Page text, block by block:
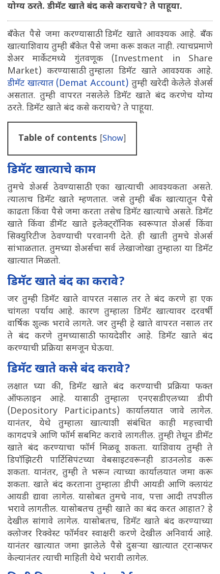
योग्य ठरते. डीमॅट खाते बंद कसे करायचे? ते पाहूया.
बँकेत पैसे जमा करण्यासाठी डिमॅट खाते आवश्यक आहे. बँक
खात्याशिवाय तुम्ही बँकेत पैसे जमा करू शकत नाही. त्याचप्रमाणे
शेअर मार्केटमध्ये गुंतवणूक (Investment in Share
Market) करण्यासाठी तुम्हाला डिमॅट खाते आवश्यक आहे.
डीमॅट खात्यात (Demat Account) तुम्ही खरेदी केलेले शेअर्स
असतात. तुम्ही वापरत नसलेले डिमॅट खाते बंद करणेच योग्य
ठरते. डिमॅट खाते बंद कसे करायचे? ते पाहूया.
Table of contents [Show]
डिमॅट खात्याचे काम
तुमचे शेअर्स ठेवण्यासाठी एका खात्याची आवश्यकता असते.
त्यालाच डिमॅट खाते म्हणतात. जसे तुम्ही बॅंक खात्यातून पैसे
काढता किंवा पैसे जमा करता तसेच डिमॅट खात्याचे असते. डिमॅट
खाते किंवा डीमॅट खाते इलेक्ट्रॉनिक स्वरूपात शेअर्स किंवा
सिक्युरिटीज ठेवण्याची परवानगी देते. ही खाती तुमचे शेअर्स
सांभाळतात. तुमच्या शेअर्सचा सर्व लेखाजोखा तुम्हाला या डिमॅट
खात्यात मिळतो.
डिमॅट खाते बंद का करावे?
जर तुम्ही डिमॅट खाते वापरत नसाल तर ते बंद करणे हा एक
चांगला पर्याय आहे. कारण तुम्हाला डिमॅट खात्यावर दरवर्षी
वार्षिक शुल्क भरावे लागते. जर तुम्ही हे खाते वापरत नसाल तर
ते बंद करणे तुमच्यासाठी फायदेशीर आहे. डिमॅट खाते बंद
करण्याची प्रक्रिया समजून घेऊया.
डिमॅट खाते कसे बंद करावे?
लक्षात घ्या की, डिमॅट खाते बंद करण्याची प्रक्रिया फक्त
ऑफलाइन आहे. यासाठी तुम्हाला एनएसडीएलच्या डीपी
(Depository Participants) कार्यालयात जावे लागेल.
यानंतर, येथे तुम्हाला खात्याशी संबंधित काही महत्त्वाची
कागदपत्रे आणि फॉर्म सबमिट करावे लागतील. तुम्ही तेथून डीमॅट
खाते बंद करण्याचा फॉर्म मिळवू शकता. याशिवाय तुम्ही ते
डिपॉझिटरी पार्टिसिपंटच्या वेबसाइटवरूनही डाउनलोड करू
शकता. यानंतर, तुम्ही ते भरून त्याच्या कार्यालयात जमा करू
शकता. खाते बंद करताना तुम्हाला डीपी आयडी आणि क्लायंट
आयडी द्यावा लागेल. यासोबत तुमचे नाव, पत्ता आदी तपशील
भरावे लागतील. यासोबतच तुम्ही खाते का बंद करत आहात? हे
देखील सांगावे लागेल. यासोबतच, डिमॅट खाते बंद करण्याच्या
क्लोजर रिक्वेस्ट फॉर्मवर स्वाक्षरी करणे देखील अनिवार्य आहे.
यानंतर खात्यात जमा झालेले पैसे दुसऱ्या खात्यात ट्रान्सफर
केल्यानंतर त्याची माहिती येथे भरावी लागेल.